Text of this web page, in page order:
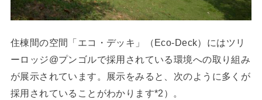
住棟間の空間「エコ・デッキ」（Eco-Deck）にはツリ
ーロッジ@プンゴルで採用されている環境への取り組み
が展示されています。展示をみると、次のように多くが
採用されていることがわかります*2）。